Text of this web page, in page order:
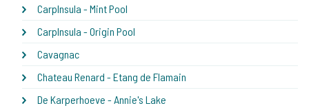
CarpInsula - Mint Pool
CarpInsula - Origin Pool
Cavagnac
Chateau Renard - Etang de Flamain
De Karperhoeve - Annie's Lake